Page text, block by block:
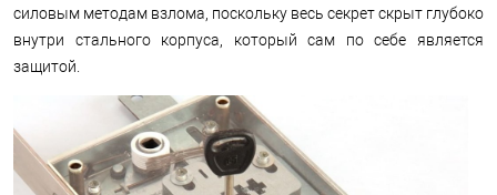
силовым методам взлома, поскольку весь секрет скрыт глубоко
внутри стального корпуса, который сам по себе является
защитой.